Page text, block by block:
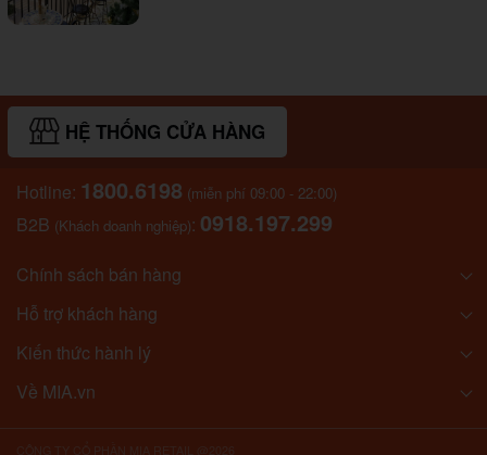
HỆ THỐNG CỬA HÀNG
Hotline: 1800.6198 (miễn phí 09:00 - 22:00)
B2B (Khách doanh nghiệp): 0918.197.299
Chính sách bán hàng
Hỗ trợ khách hàng
Kiến thức hành lý
Về MIA.vn